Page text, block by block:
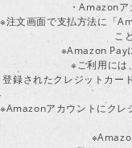
・Amazonア
※注文画面で支払方法に「
こ
※Amazon Pay
※ご利用には
登録されたクレジットカー
※Amazonアカウントにクレ